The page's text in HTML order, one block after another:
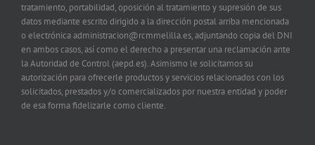
tratamiento, portabilidad, oposición al tratamiento y supresión de sus
datos mediante escrito dirigido a la dirección postal arriba mencionada
o electrónica administracion@rcmmelilla.es, adjuntando copia del DNI
en ambos casos, así como el derecho a presentar una reclamación ante
la Autoridad de Control (aepd.es). Asimismo le solicitamos su
autorización para ofrecerle productos y servicios relacionados con los
solicitados, prestados y/o comercializados por nuestra entidad y poder
de esa forma fidelizarle como cliente.